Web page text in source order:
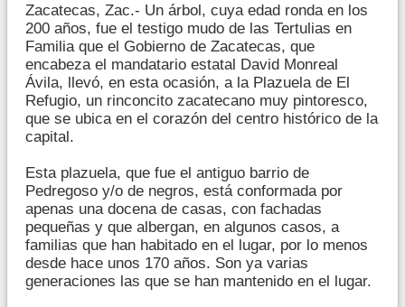
Zacatecas, Zac.- Un árbol, cuya edad ronda en los
200 años, fue el testigo mudo de las Tertulias en
Familia que el Gobierno de Zacatecas, que
encabeza el mandatario estatal David Monreal
Ávila, llevó, en esta ocasión, a la Plazuela de El
Refugio, un rinconcito zacatecano muy pintoresco,
que se ubica en el corazón del centro histórico de la
capital.
Esta plazuela, que fue el antiguo barrio de
Pedregoso y/o de negros, está conformada por
apenas una docena de casas, con fachadas
pequeñas y que albergan, en algunos casos, a
familias que han habitado en el lugar, por lo menos
desde hace unos 170 años. Son ya varias
generaciones las que se han mantenido en el lugar.